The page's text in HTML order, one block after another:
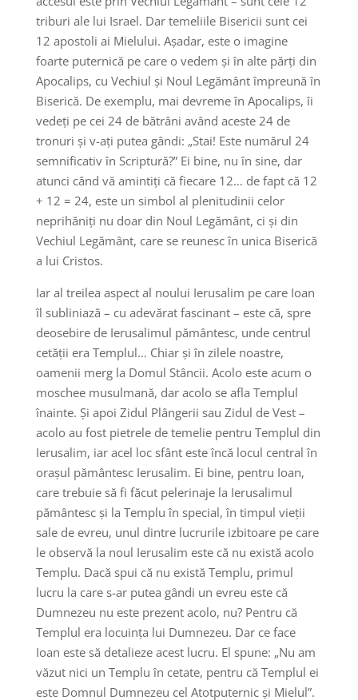
triburi ale lui Israel. Dar temeliile Bisericii sunt cei
12 apostoli ai Mielului. Așadar, este o imagine
foarte puternică pe care o vedem și în alte părți din
Apocalips, cu Vechiul și Noul Legământ împreună în
Biserică. De exemplu, mai devreme în Apocalips, îi
vedeți pe cei 24 de bătrâni având aceste 24 de
tronuri și v-ați putea gândi: „Stai! Este numărul 24
semnificativ în Scriptură?” Ei bine, nu în sine, dar
atunci când vă amintiți că fiecare 12… de fapt că 12
+ 12 = 24, este un simbol al plenitudinii celor
neprihăniți nu doar din Noul Legământ, ci și din
Vechiul Legământ, care se reunesc în unica Biserică
a lui Cristos.
Iar al treilea aspect al noului Ierusalim pe care Ioan
îl subliniază – cu adevărat fascinant – este că, spre
deosebire de Ierusalimul pământesc, unde centrul
cetății era Templul… Chiar și în zilele noastre,
oamenii merg la Domul Stâncii. Acolo este acum o
moschee musulmană, dar acolo se afla Templul
înainte. Și apoi Zidul Plângerii sau Zidul de Vest –
acolo au fost pietrele de temelie pentru Templul din
Ierusalim, iar acel loc sfânt este încă locul central în
orașul pământesc Ierusalim. Ei bine, pentru Ioan,
care trebuie să fi făcut pelerinaje la Ierusalimul
pământesc și la Templu în special, în timpul vieții
sale de evreu, unul dintre lucrurile izbitoare pe care
le observă la noul Ierusalim este că nu există acolo
Templu. Dacă spui că nu există Templu, primul
lucru la care s-ar putea gândi un evreu este că
Dumnezeu nu este prezent acolo, nu? Pentru că
Templul era locuința lui Dumnezeu. Dar ce face
Ioan este să detalieze acest lucru. El spune: „Nu am
văzut nici un Templu în cetate, pentru că Templul ei
este Domnul Dumnezeu cel Atotputernic și Mielul”.